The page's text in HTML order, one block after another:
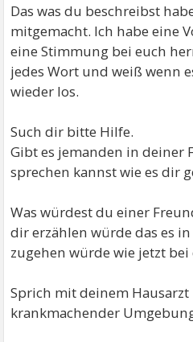
Das was du beschreibst
mitgemacht. Ich habe eine
eine Stimmung bei euch
jedes Wort und weiß wenn
wieder los.
Such dir bitte Hilfe.
Gibt es jemanden in deiner
sprechen kannst wie es dir
Was würdest du einer
dir erzählen würde das es
zugehen würde wie jetzt bei
Sprich mit deinem Hausarzt
krankmachender